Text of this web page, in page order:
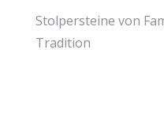
Stolpersteine von
Tradition